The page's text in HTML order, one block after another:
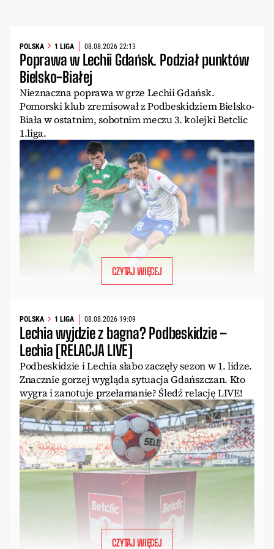
POLSKA 1 LIGA 08.08.2026 22:13
Poprawa w Lechii Gdańsk. Podział punktów
Bielsko-Białej
Nieznaczna poprawa w grze Lechii Gdańsk.
Pomorski klub zremisował z Podbeskidziem Bielsko-
Biała w ostatnim, sobotnim meczu 3. kolejki Betclic
1.liga.
CZYTAJ WIĘCEJ
POLSKA 1 LIGA 08.08.2026 19:09
Lechia wyjdzie z bagna? Podbeskidzie –
Lechia [RELACJA LIVE]
Podbeskidzie i Lechia słabo zaczęły sezon w 1. lidze.
Znacznie gorzej wygląda sytuacja Gdańszczan. Kto
wygra i zanotuje przełamanie? Śledź relację LIVE!
CZYTAJ WIĘCEJ